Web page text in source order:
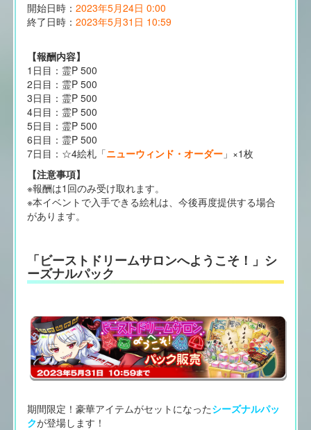
開始日時： 2023年5月24日 0:00
終了日時： 2023年5月31日 10:59
【報酬内容】
1日目：霊P 500
2日目：霊P 500
3日目：霊P 500
4日目：霊P 500
5日目：霊P 500
6日目：霊P 500
7日目：☆4絵札「ニューウィンド・オーダー」×1枚
【注意事項】
※報酬は1回のみ受け取れます。
※本イベントで入手できる絵札は、今後再度提供する場合
があります。
「ビーストドリームサロンへようこそ！」シ
ーズナルパック
期間限定！豪華アイテムがセットになったシーズナルパッ
クが登場します！